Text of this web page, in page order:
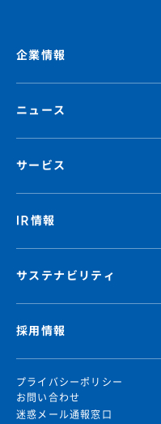
企業情報
ニュース
サービス
IR情報
サステナビリティ
採用情報
プライバシーポリシー
お問い合わせ
迷惑メール通報窓口